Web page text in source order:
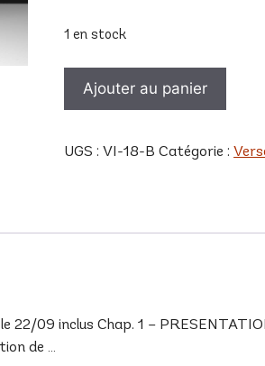
1 en stock
18
Ajouter au panier
UGS :VI-18-B Catégorie :
22/09 inclus Chap. 1 –
de …